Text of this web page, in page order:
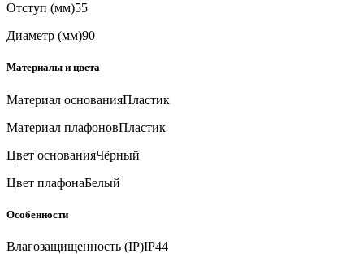
Отступ (мм)55
Диаметр (мм)90
Материалы и цвета
Материал основанияПластик
Материал плафоновПластик
Цвет основанияЧёрный
Цвет плафонаБелый
Особенности
Влагозащищенность (IP)IP44